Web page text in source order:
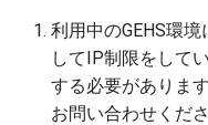
利用中のGEHS環
してIP制限をして
する必要がありま
お問い合わせくださ